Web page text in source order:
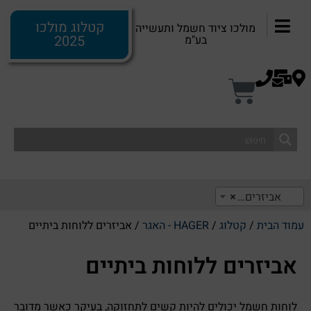
מולכו ציוד חשמל ותעשייה
בע"מ
קטלוג מולכו
2025
×
אביזרים ללוחות ביתיים
עמוד הבית / קטלוג /HAGER - האגר / אביזרים ללוחות ביתיים
אביזרים ללוחות ביתיים
לוחות חשמל יכולים להיות קשים לתחזוקה, בעיקר כאשר מדובר